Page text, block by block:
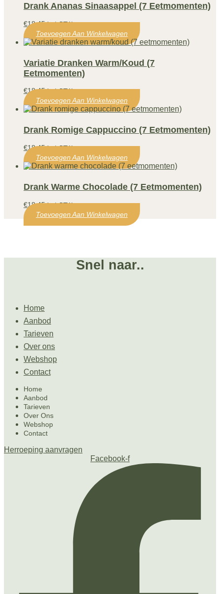
Drank Ananas Sinaasappel (7 Eetmomenten)
€18,45 Incl. BTW
Toevoegen Aan Winkelwagen
Variatie Dranken Warm/koud (7
Eetmomenten)
€18,45 Incl. BTW
Toevoegen Aan Winkelwagen
Drank Romige Cappuccino (7 Eetmomenten)
€18,45 Incl. BTW
Toevoegen Aan Winkelwagen
Drank Warme Chocolade (7 Eetmomenten)
€18,45 Incl. BTW
Toevoegen Aan Winkelwagen
Snel naar..
Home
Aanbod
Tarieven
Over ons
Webshop
Contact
Home
Aanbod
Tarieven
Over Ons
Webshop
Contact
Herroeping aanvragen
Facebook-f